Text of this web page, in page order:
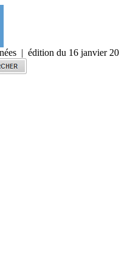
| édition du 16 janvier